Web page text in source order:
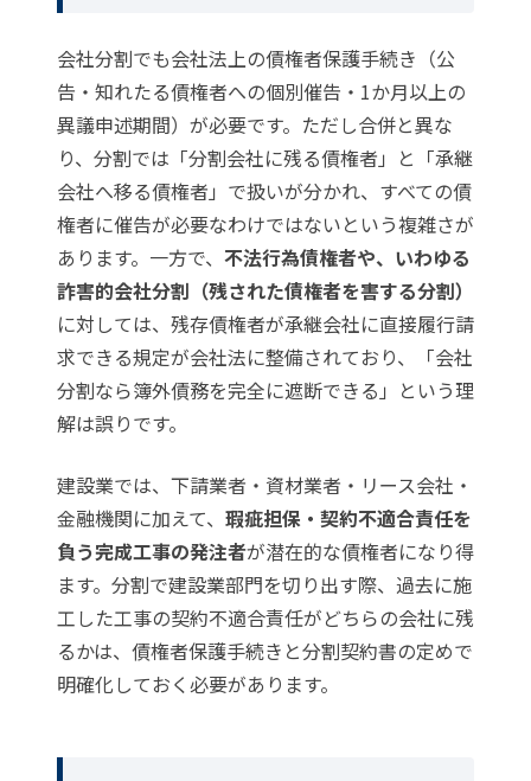
会社分割でも会社法上の債権者保護手続き（公
告・知れたる債権者への個別催告・1か月以上の
異議申述期間）が必要です。ただし合併と異な
り、分割では「分割会社に残る債権者」と「承継
会社へ移る債権者」で扱いが分かれ、すべての債
権者に催告が必要なわけではないという複雑さが
あります。一方で、 不法行為債権者や、いわゆる
詐害的会社分割（残された債権者を害する分割）
に対しては、残存債権者が承継会社に直接履行請
求できる規定が会社法に整備されており、「会社
分割なら簿外債務を完全に遮断できる」という理
解は誤りです。
建設業では、下請業者・資材業者・リース会社・
金融機関に加えて、 瑕疵担保・契約不適合責任を
負う完成工事の発注者が潜在的な債権者になり得
ます。分割で建設業部門を切り出す際、過去に施
工した工事の契約不適合責任がどちらの会社に残
るかは、債権者保護手続きと分割契約書の定めで
明確化しておく必要があります。